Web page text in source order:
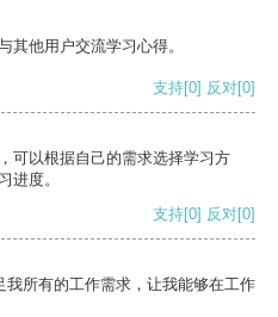
其他用户交流学习心得。
支持[0] 反对[0]
可以根据自己的需求选择学习方
进度。
支持[0] 反对[0]
所有的工作需求，让我能够在工作